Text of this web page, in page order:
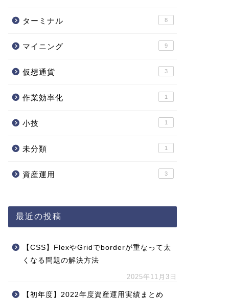
ターミナル 8
マイニング 9
仮想通貨 3
作業効率化 1
小技 1
未分類 1
資産運用 3
最近の投稿
【CSS】FlexやGridでborderが重なって太
くなる問題の解決方法
2025年11月3日
【初年度】2022年度資産運用実績まとめ